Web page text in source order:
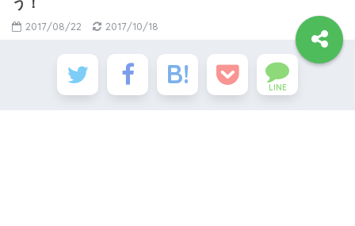
う！
2017/08/22 2017/10/18
LINE